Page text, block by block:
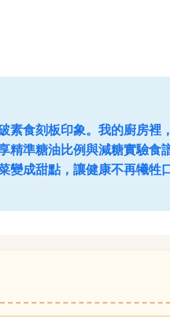
素食刻板印象。我的廚房裡
精準糖油比例與減糖實驗食
成甜點，讓健康不再犧牲口